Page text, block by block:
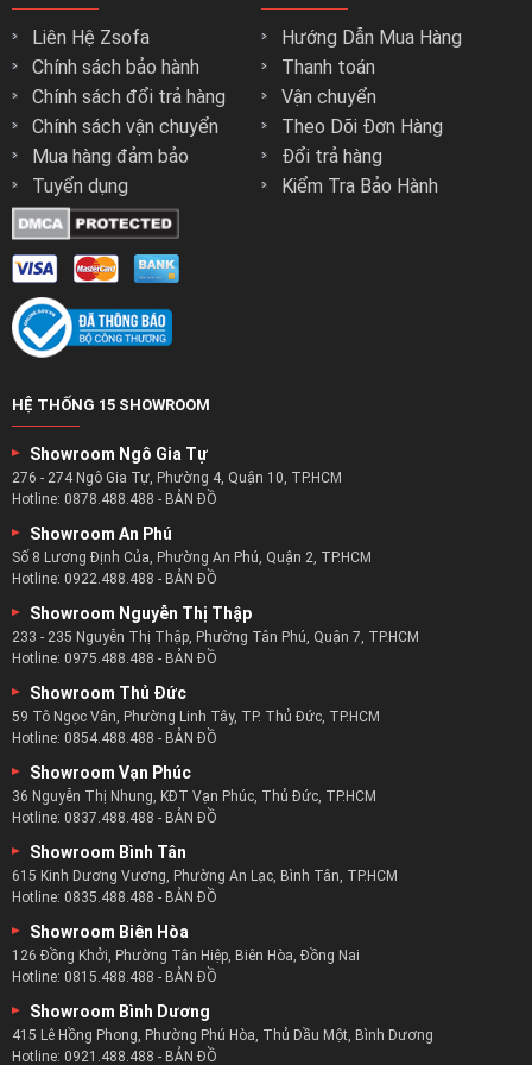
Sản phẩm nội thất của zSofa thế nào ?
Với zSofa chất lượng của mọi sản phẩm luôn là điều mà
Với những món đồ nội thất có kết cấu cứng cáp nhất do
những người thợ có nhiều năm kinh nghiệm nhất tạo nên.
Sử dụng những nguyên vật liệu cao cấp nhất được lấy từ
những nguồn cung cấp uy tín nhất.
Đảm bảo chất lượng và độ bền cho nội thất đến từng chi
tiết nhỏ nhất để khách hàng an tâm chọn lựa.
Với những phương pháp làm bàn ghế phòng khách tiên tiến
và hiệu quả nhất được zSofa áp dụng.
Kết hợp với hệ thống máy móc hiện đại với năng xuất cao
Đảm bảo mang đến cho khách hàng những bộ nội thất ưng
ý nhất về chất lượng để khách hàng an tâm sử dụng.
zSofa còn có đội ngũ nhân công với tay nghề cao và kĩ
năng do chính zSofa đào tạo để thực hiện những món nội
thất.
Liên Hệ Zsofa
Chính sách bảo hành
Chính sách đổi trả hàng
Chính sách vận chuyển
Mua hàng đảm bảo
Tuyển dụng
Hướng Dẫn Mua Hàng
Thanh toán
Vận chuyển
Theo Dõi Đơn Hàng
Đổi trả hàng
Kiểm Tra Bảo Hành
HỆ THỐNG 15 SHOWROOM
Showroom Ngô Gia Tự
276 - 274 Ngô Gia Tự, Phường 4, Quận 10, TP.HCM
Hotline: 0878.488.488 - BẢN ĐỒ
Showroom An Phú
Số 8 Lương Định Của, Phường An Phú, Quận 2, TP.HCM
Hotline: 0922.488.488 - BẢN ĐỒ
Showroom Nguyễn Thị Thập
233 - 235 Nguyễn Thị Thập, Phường Tân Phú, Quận 7, TP.HCM
Hotline: 0975.488.488 - BẢN ĐỒ
Showroom Thủ Đức
59 Tô Ngọc Vân, Phường Linh Tây, TP. Thủ Đức, TP.HCM
Hotline: 0854.488.488 - BẢN ĐỒ
Showroom Vạn Phúc
36 Nguyễn Thị Nhung, KĐT Vạn Phúc, Thủ Đức, TP.HCM
Hotline: 0837.488.488 - BẢN ĐỒ
Showroom Bình Tân
615 Kinh Dương Vương, Phường An Lạc, Bình Tân, TP.HCM
Hotline: 0835.488.488 - BẢN ĐỒ
Showroom Biên Hòa
126 Đồng Khởi, Phường Tân Hiệp, Biên Hòa, Đồng Nai
Hotline: 0815.488.488 - BẢN ĐỒ
Showroom Bình Dương
415 Lê Hồng Phong, Phường Phú Hòa, Thủ Dầu Một, Bình Dương
Hotline: 0921.488.488 - BẢN ĐỒ